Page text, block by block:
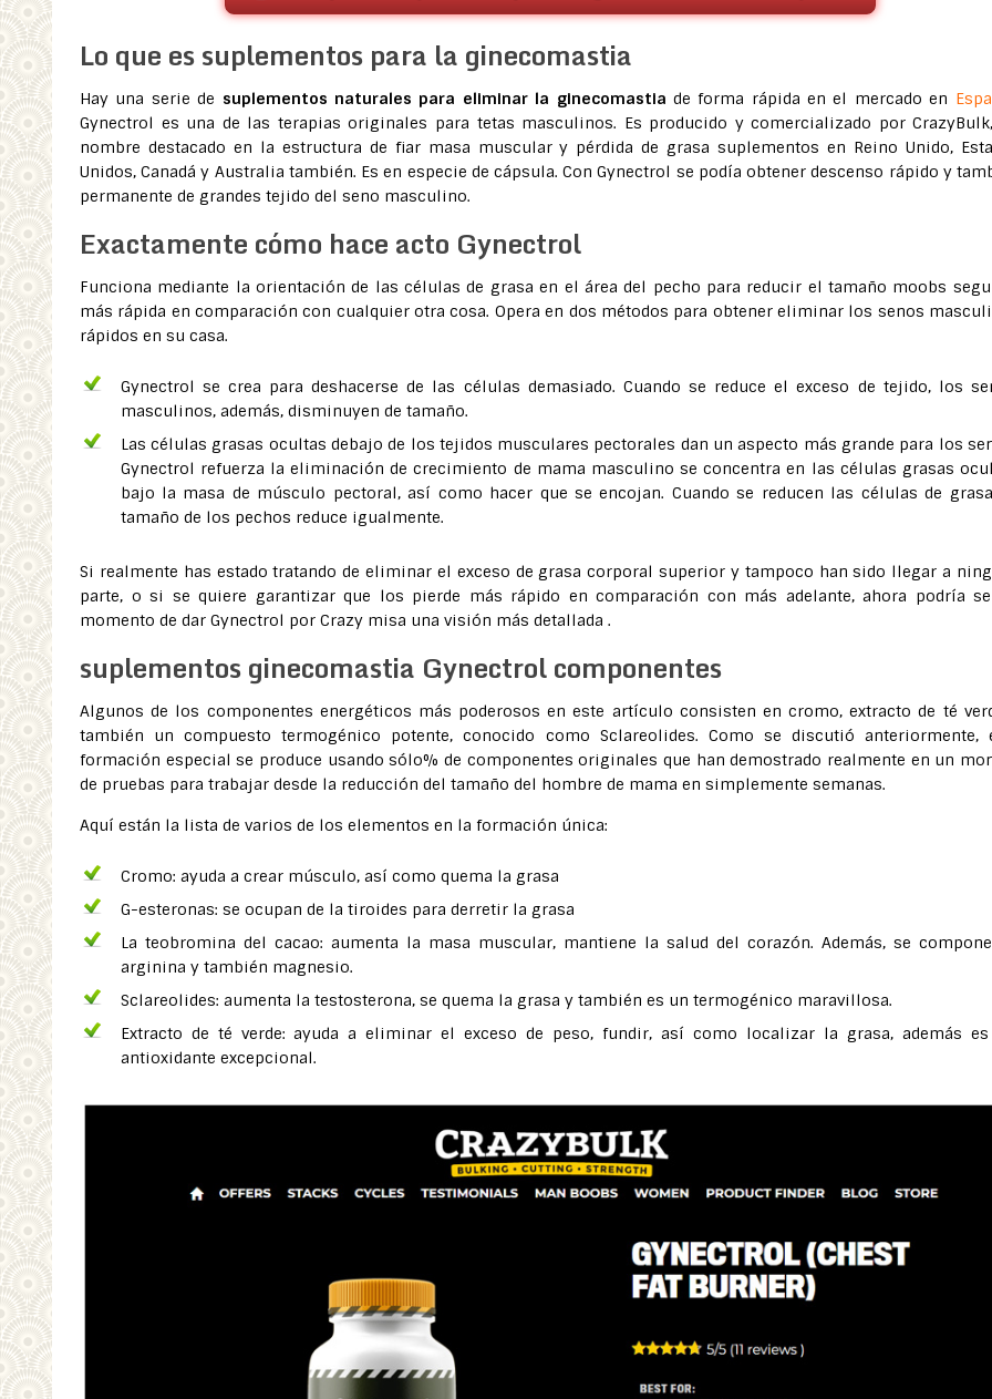
Lo que es suplementos para la ginecomastia
Hay una serie de suplementos naturales para eliminar la ginecomastia de forma rápida en el mercado en
Gynectrol es una de las terapias originales para tetas masculinos. Es producido y comercializado por
nombre destacado en la estructura de fiar masa muscular y pérdida de grasa suplementos en Reino Unido,
Unidos, Canadá y Australia también. Es en especie de cápsula. Con Gynectrol se podía obtener descenso rápido y
permanente de grandes tejido del seno masculino.
Exactamente cómo hace acto Gynectrol
Funciona mediante la orientación de las células de grasa en el área del pecho para reducir el tamaño moobs
más rápida en comparación con cualquier otra cosa. Opera en dos métodos para obtener eliminar los senos
rápidos en su casa.
Gynectrol se crea para deshacerse de las células demasiado. Cuando se reduce el exceso de tejido, los
masculinos, además, disminuyen de tamaño.
Las células grasas ocultas debajo de los tejidos musculares pectorales dan un aspecto más grande para los
Gynectrol refuerza la eliminación de crecimiento de mama masculino se concentra en las células grasas
bajo la masa de músculo pectoral, así como hacer que se encojan. Cuando se reducen las células de
tamaño de los pechos reduce igualmente.
Si realmente has estado tratando de eliminar el exceso de grasa corporal superior y tampoco han sido llegar a
parte, o si se quiere garantizar que los pierde más rápido en comparación con más adelante, ahora podría
momento de dar Gynectrol por Crazy misa una visión más detallada .
suplementos ginecomastia Gynectrol componentes
Algunos de los componentes energéticos más poderosos en este artículo consisten en cromo, extracto de té
también un compuesto termogénico potente, conocido como Sclareolides. Como se discutió anteriormente,
formación especial se produce usando sólo% de componentes originales que han demostrado realmente en un
de pruebas para trabajar desde la reducción del tamaño del hombre de mama en simplemente semanas.
Aquí están la lista de varios de los elementos en la formación única:
Cromo: ayuda a crear músculo, así como quema la grasa
G-esteronas: se ocupan de la tiroides para derretir la grasa
La teobromina del cacao: aumenta la masa muscular, mantiene la salud del corazón. Además, se
arginina y también magnesio.
Sclareolides: aumenta la testosterona, se quema la grasa y también es un termogénico maravillosa.
Extracto de té verde: ayuda a eliminar el exceso de peso, fundir, así como localizar la grasa, además
antioxidante excepcional.